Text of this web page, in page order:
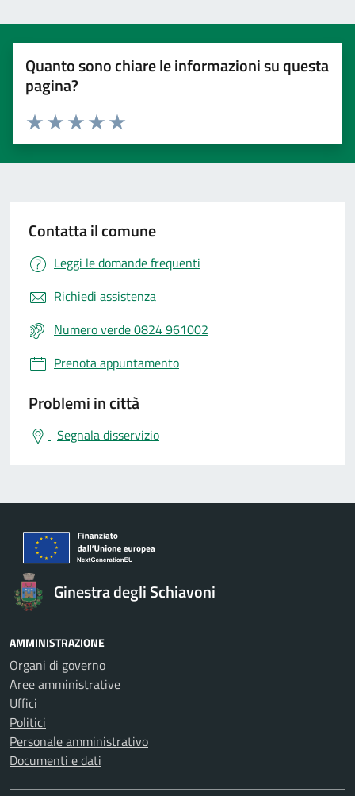
Quanto sono chiare le informazioni su questa
pagina?
Valuta 5 stelle su 5
Valuta 4 stelle su 5
Valuta 3 stelle su 5
Valuta 2 stelle su 5
Valuta 1 stelle su 5
Contatta il comune
Leggi le domande frequenti
Richiedi assistenza
Numero verde 0824 961002
Prenota appuntamento
Problemi in città
Segnala disservizio
Ginestra degli Schiavoni
AMMINISTRAZIONE
Organi di governo
Aree amministrative
Uffici
Politici
Personale amministrativo
Documenti e dati